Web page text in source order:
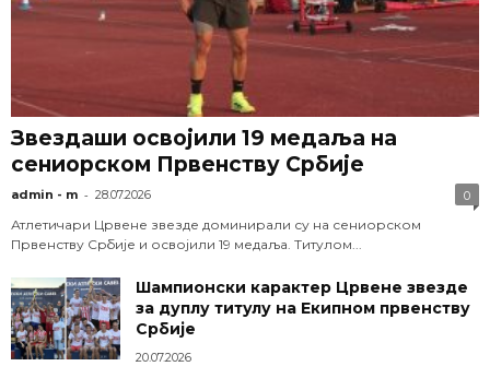
Звездаши освојили 19 медаља на
сениорском Првенству Србије
admin - m - 28.07.2026 0
Атлетичари Црвене звезде доминирали су на сениорском
Првенству Србије и освојили 19 медаља. Титулом...
Шампионски карактер Црвене звезде
за дуплу титулу на Екипном првенству
Србије
20.07.2026